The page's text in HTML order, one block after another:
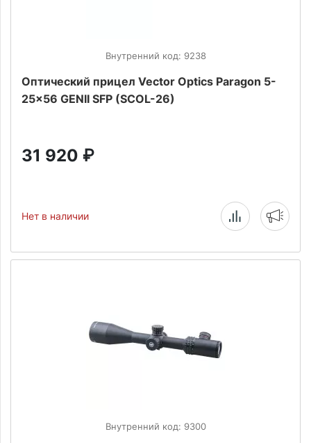
Внутренний код: 9238
Оптический прицел Vector Optics Paragon 5-
25x56 GENII SFP (SCOL-26)
31 920 ₽
Нет в наличии
Внутренний код: 9300